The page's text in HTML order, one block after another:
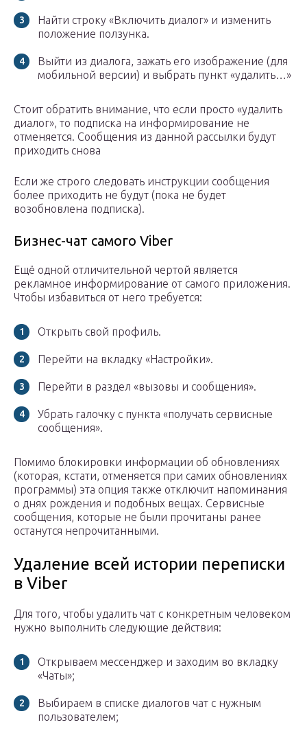
Найти строку «Включить диалог» и изменить
положение ползунка.
Выйти из диалога, зажать его изображение (для
мобильной версии) и выбрать пункт «удалить…»
Стоит обратить внимание, что если просто «удалить
диалог», то подписка на информирование не
отменяется. Сообщения из данной рассылки будут
приходить снова
Если же строго следовать инструкции сообщения
более приходить не будут (пока не будет
возобновлена подписка).
Бизнес-чат самого Viber
Ещё одной отличительной чертой является
рекламное информирование от самого приложения.
Чтобы избавиться от него требуется:
Открыть свой профиль.
Перейти на вкладку «Настройки».
Перейти в раздел «вызовы и сообщения».
Убрать галочку с пункта «получать сервисные
сообщения».
Помимо блокировки информации об обновлениях
(которая, кстати, отменяется при самих обновлениях
программы) эта опция также отключит напоминания
о днях рождения и подобных вещах. Сервисные
сообщения, которые не были прочитаны ранее
останутся непрочитанными.
Удаление всей истории переписки
в Viber
Для того, чтобы удалить чат с конкретным человеком
нужно выполнить следующие действия:
Открываем мессенджер и заходим во вкладку
«Чаты»;
Выбираем в списке диалогов чат с нужным
пользователем;